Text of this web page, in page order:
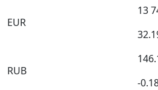
EUR
13
RUB
-